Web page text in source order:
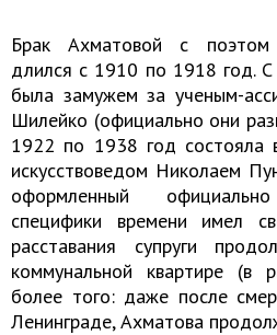
Брак Ахматовой с поэтом
длился с 1910 по 1918 год.
была замужем за ученым-
Шилейко (официально они
1922 по 1938 год состояла
искусствоведом Николаем
оформленный
специфики времени имел
расставания супруги
коммунальной квартире
более того: даже после
Ленинграде, Ахматова